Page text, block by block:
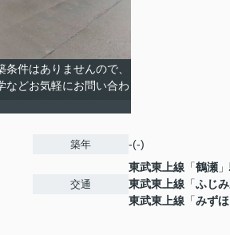
件はありませんので、
などお気軽にお問い合わ
築年 -(-)
交通
東武東上線 「鶴瀬
東武東上線 「ふじ
東武東上線 「みず